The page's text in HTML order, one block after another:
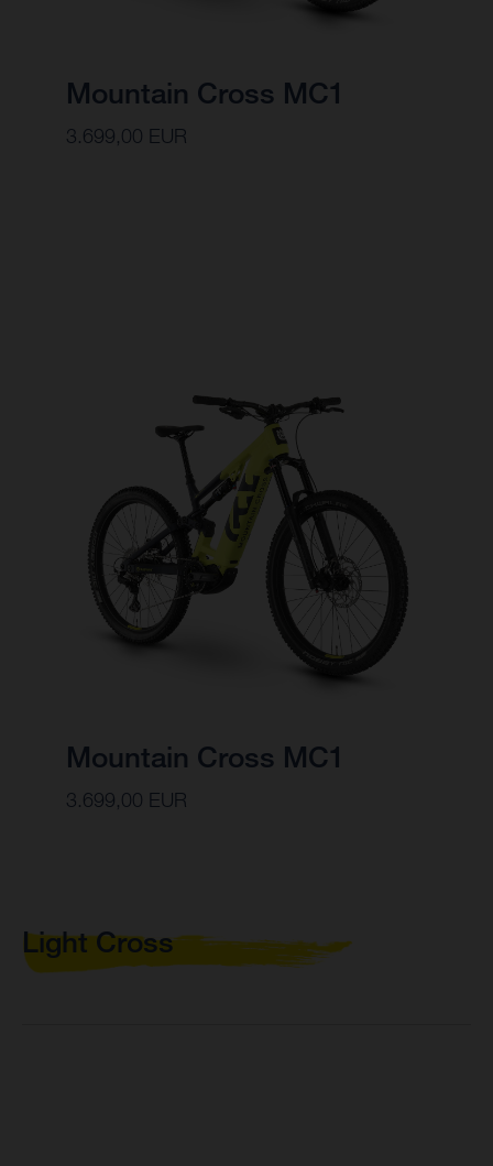
Mountain Cross MC1
3.699,00 EUR
Mountain Cross MC1
3.699,00 EUR
Light Cross